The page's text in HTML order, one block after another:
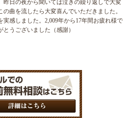
昨日の夜から聞いては泣きの繰り返しで大変
曲を流したら大変喜んでいただきました。
実感しました。2,009年から17年間お疲れ様で
うございました（感謝）